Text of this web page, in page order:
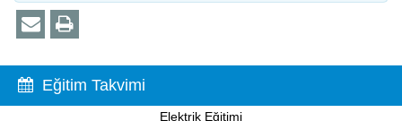
Eğitim Takvimi
PIC Programlama Eğitimi